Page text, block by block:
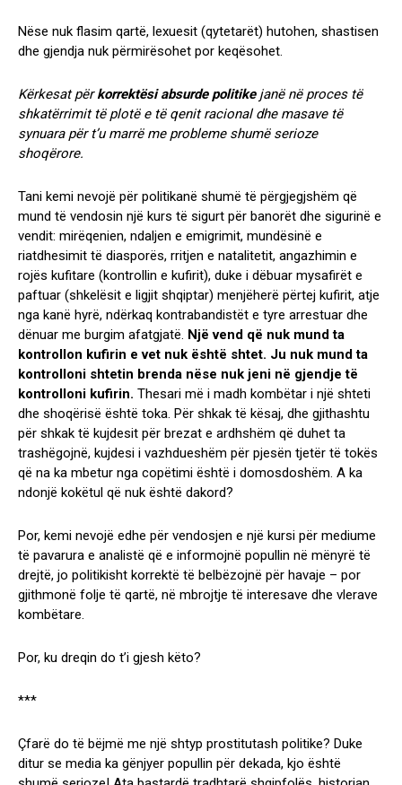
Nëse nuk flasim qartë, lexuesit (qytetarët) hutohen, shastisen
dhe gjendja nuk përmirësohet por keqësohet.
Kërkesat përkorrektësi absurde politikejanë në proces të
shkatërrimit të plotë e të qenit racional dhe masave të
synuara për t’u marrë me probleme shumë serioze
shoqërore.
Tani kemi nevojë për politikanë shumë të përgjegjshëm që
mund të vendosin një kurs të sigurt për banorët dhe sigurinë e
vendit: mirëqenien, ndaljen e emigrimit, mundësinë e
riatdhesimit të diasporës, rritjen e natalitetit, angazhimin e
rojës kufitare (kontrollin e kufirit), duke i dëbuar mysafirët e
paftuar (shkelësit e ligjit shqiptar) menjëherë përtej kufirit, atje
nga kanë hyrë, ndërkaq kontrabandistët e tyre arrestuar dhe
dënuar me burgim afatgjatë. Një vend që nuk mund ta
kontrollon kufirin e vet nuk është shtet. Ju nuk mund ta
kontrolloni shtetin brenda nëse nuk jeni në gjendje të
kontrolloni kufirin. Thesari më i madh kombëtar i një shteti
dhe shoqërisë është toka. Për shkak të kësaj, dhe gjithashtu
për shkak të kujdesit për brezat e ardhshëm që duhet ta
trashëgojnë, kujdesi i vazhdueshëm për pjesën tjetër të tokës
që na ka mbetur nga copëtimi është i domosdoshëm. A ka
ndonjë kokëtul që nuk është dakord?
Por, kemi nevojë edhe për vendosjen e një kursi për mediume
të pavarura e analistë që e informojnë popullin në mënyrë të
drejtë, jo politikisht korrektë të belbëzojnë për havaje – por
gjithmonë folje të qartë, në mbrojtje të interesave dhe vlerave
kombëtare.
Por, ku dreqin do t’i gjesh këto?
***
Çfarë do të bëjmë me një shtyp prostitutash politike? Duke
ditur se media ka gënjyer popullin për dekada, kjo është